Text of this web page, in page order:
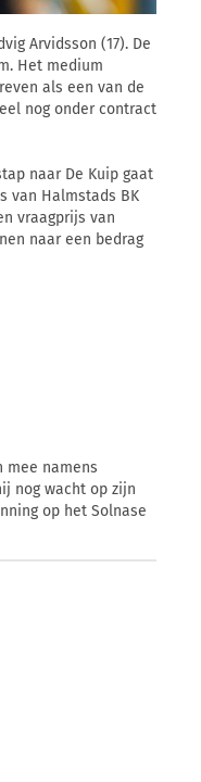
Arvidsson (17). De
Het medium
als een van de
nog onder contract
naar De Kuip gaat
van Halmstads BK
vraagprijs van
naar een bedrag
namens
nog wacht op zijn
op het Solnase